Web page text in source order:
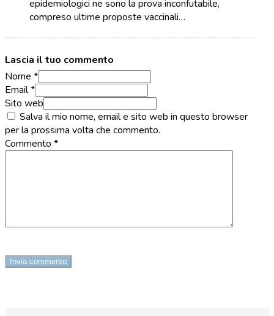
epidemiologici ne sono la prova inconfutabile,
compreso ultime proposte vaccinali…
Lascia il tuo commento
Nome *
Email *
Sito web
Salva il mio nome, email e sito web in questo browser
per la prossima volta che commento.
Commento *